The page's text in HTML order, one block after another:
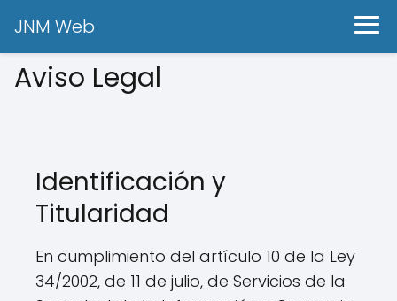
JNM Web
Aviso Legal
Identificación y
Titularidad
En cumplimiento del artículo 10 de la Ley
34/2002, de 11 de julio, de Servicios de la